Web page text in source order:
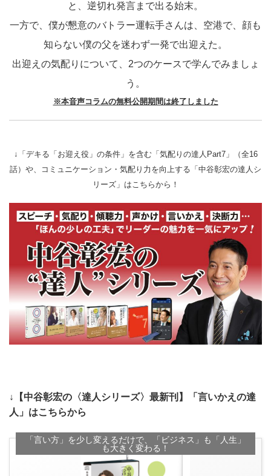
と、逆切れ発言まで出る始末。
一方で、僕が懇意のバトラー運転手さんは、空港で、顔も
知らない僕の父を迷わず一発で出迎えた。
出迎えの気配りについて、2つのケースで学んでみましょ
う。
※本音声コラムの無料公開期間は終了しました
↓「デキる「お迎え役」の条件」を含む「気配りの達人Part7」（全16
話）や、コミュニケーション・気配り力を向上する「中谷彰宏の達人シ
リーズ」はこちらから！
↓【中谷彰宏の〈達人シリーズ〉最新刊】「言いかえの達
人」はこちらから
「言い方」を少し変えるだけで、「ビジネス」も「人生」
も大きく変わる！